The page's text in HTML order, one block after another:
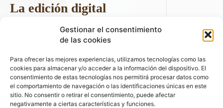
Gestionar el consentimiento
de las cookies
Para ofrecer las mejores experiencias, utilizamos tecnologías como las
cookies para almacenar y/o acceder a la información del dispositivo. El
consentimiento de estas tecnologías nos permitirá procesar datos como
el comportamiento de navegación o las identificaciones únicas en este
sitio. No consentir o retirar el consentimiento, puede afectar
negativamente a ciertas características y funciones.
La edición digital
Descargar último ejemplar
ir a hemeroteca
+ Contenido en redes sociales